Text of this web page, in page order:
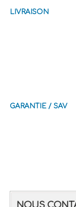
LIVRAISON
GARANTIE / SAV